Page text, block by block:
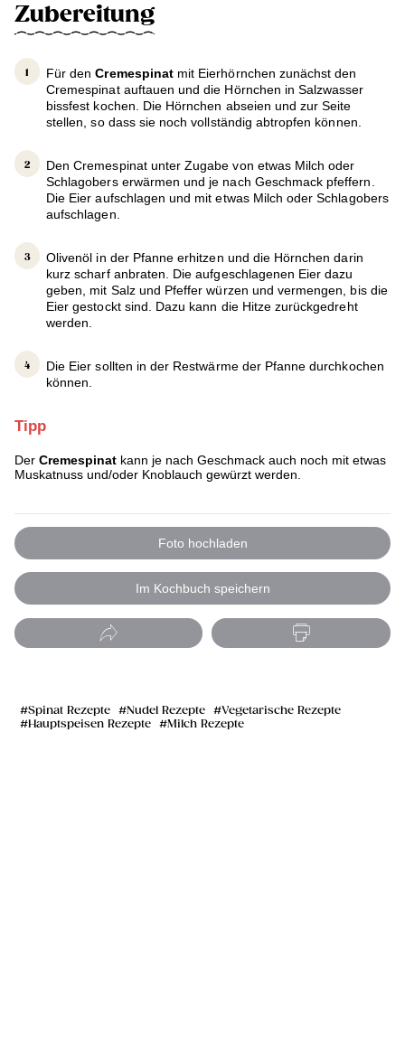
Zubereitung
Für denCremespinatmit Eierhörnchen zunächst den
Cremespinat auftauen und die Hörnchen in Salzwasser
bissfest kochen. Die Hörnchen abseien und zur Seite
stellen, so dass sie noch vollständig abtropfen können.
Den Cremespinat unter Zugabe von etwas Milch oder
Schlagobers erwärmen und je nach Geschmack pfeffern.
Die Eier aufschlagen und mit etwas Milch oder Schlagobers
aufschlagen.
Olivenöl in der Pfanne erhitzen und die Hörnchen darin
kurz scharf anbraten. Die aufgeschlagenen Eier dazu
geben, mit Salz und Pfeffer würzen und vermengen, bis die
Eier gestockt sind. Dazu kann die Hitze zurückgedreht
werden.
Die Eier sollten in der Restwärme der Pfanne durchkochen
können.
Tipp
Der Cremespinat kann je nach Geschmack auch noch mit etwas
Muskatnuss und/oder Knoblauch gewürzt werden.
Foto hochladen
Im Kochbuch speichern
Spinat Rezepte Nudel Rezepte
Vegetarische Rezepte
Hauptspeisen Rezepte
Milch Rezepte